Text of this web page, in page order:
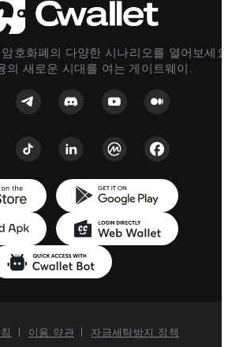
호화폐의 다양한 시나리오를 열어보세
의 새로운 시대를 여는 게이트웨이.
| 이용 약관 | 자금세탁방지 정책